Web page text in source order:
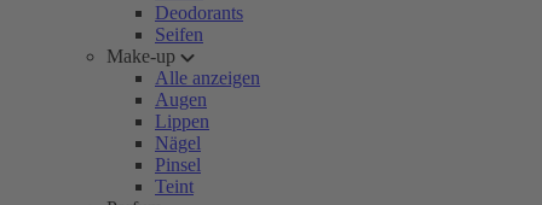
Deodorants
Seifen
Make-up
Alle anzeigen
Augen
Lippen
Nägel
Pinsel
Teint